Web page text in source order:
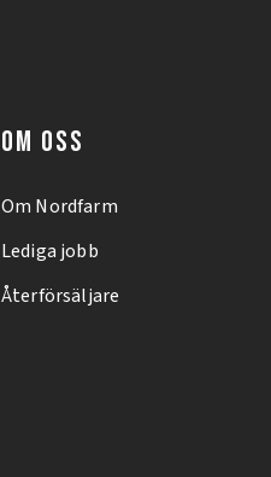
OM OSS
Om Nordfarm
Lediga jobb
Återförsäljare